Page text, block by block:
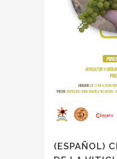
(ESPAÑOL)